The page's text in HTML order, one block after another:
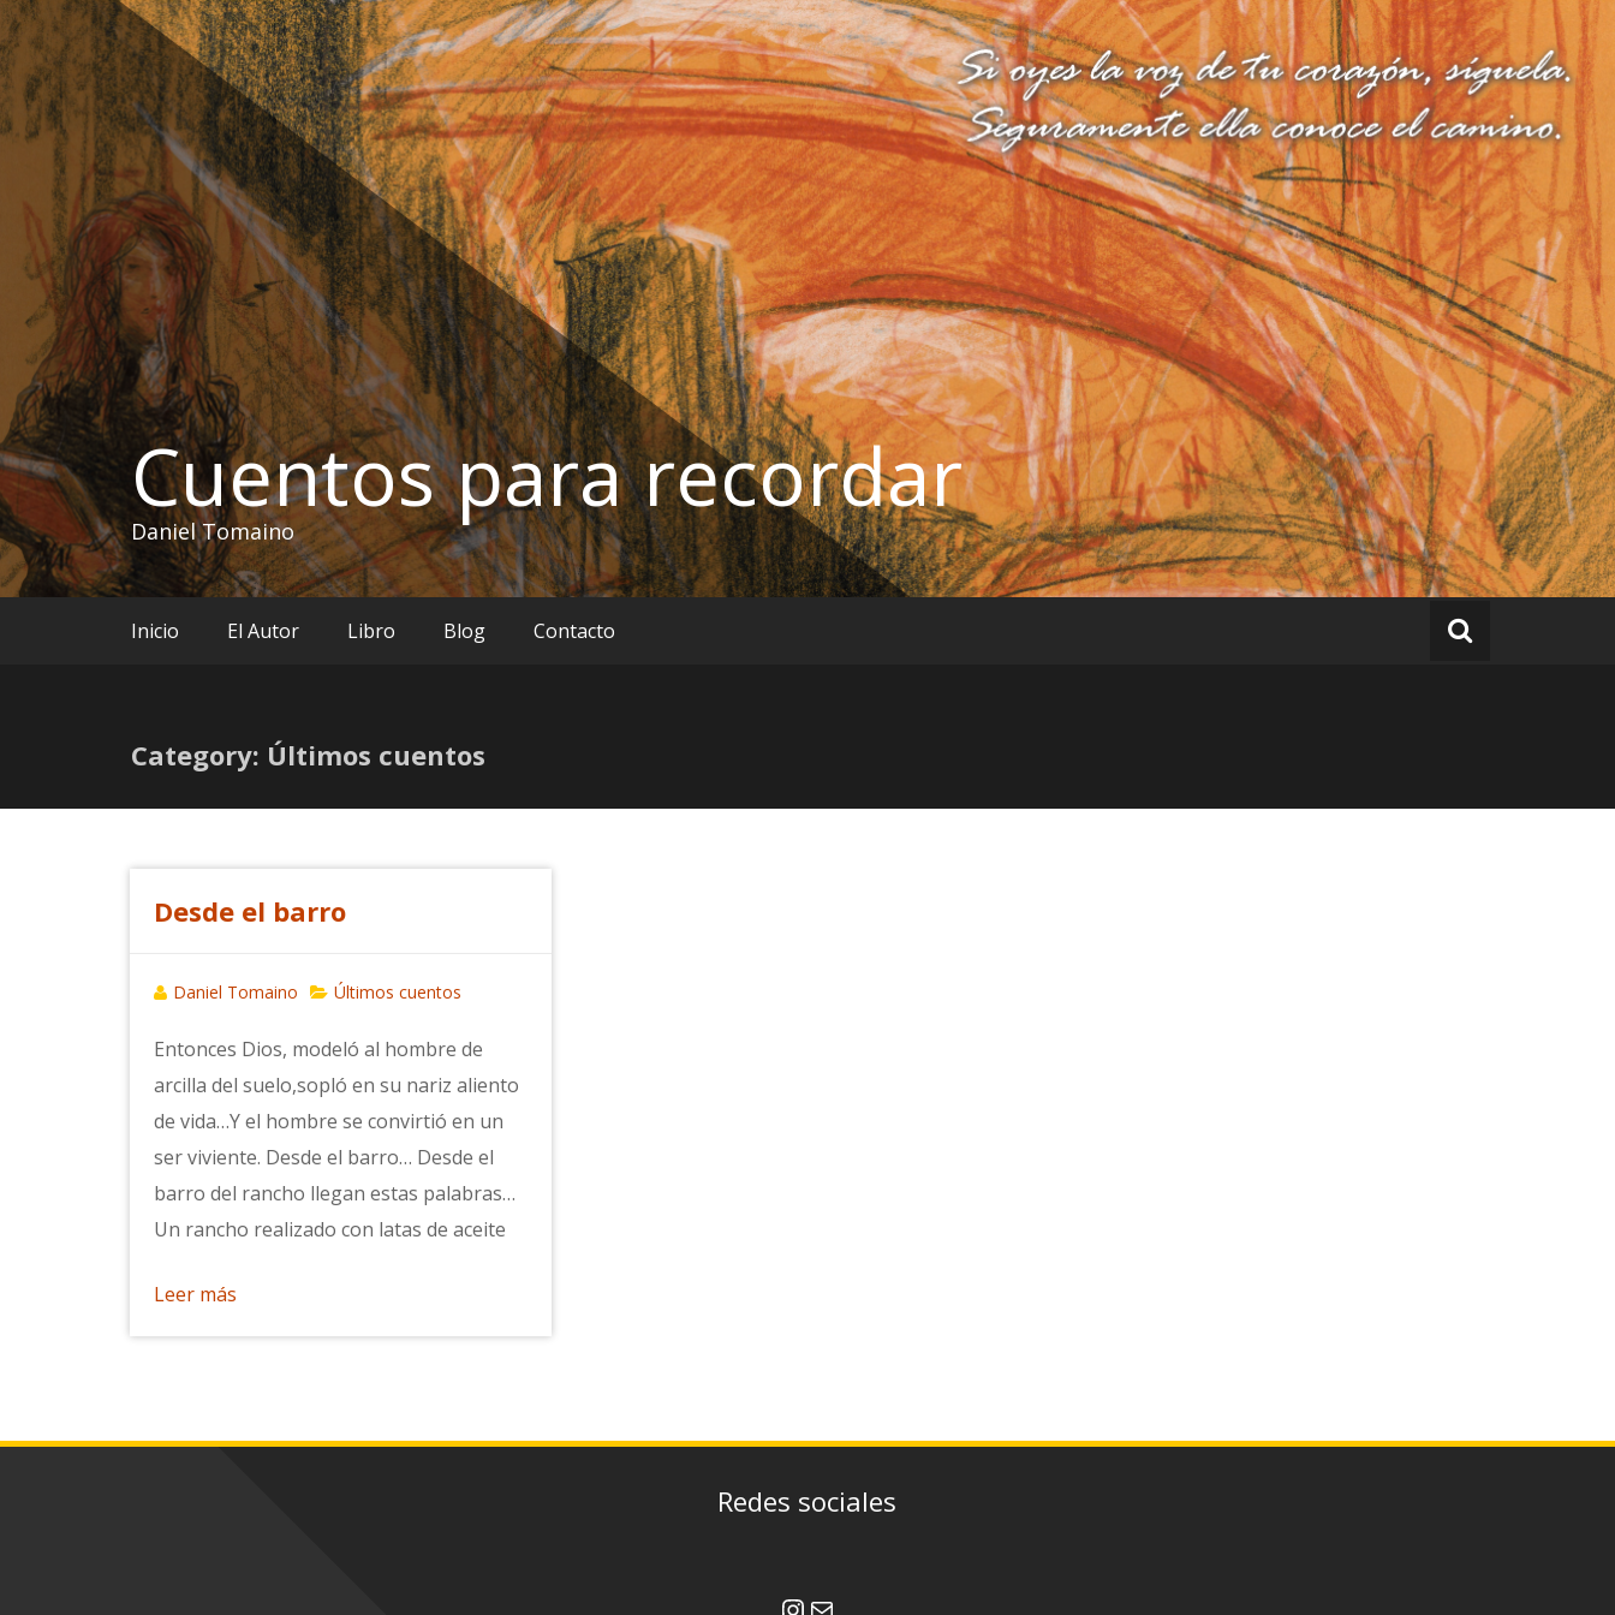
Ir
al
contenido
Cuentos para recordar
Daniel Tomaino
Inicio El Autor Libro Blog Contacto
Category: Últimos cuentos
Desde el barro
Daniel Tomaino Últimos cuentos
Entonces Dios, modeló al hombre de
arcilla del suelo,sopló en su nariz aliento
de vida…Y el hombre se convirtió en un
ser viviente. Desde el barro… Desde el
barro del rancho llegan estas palabras…
Un rancho realizado con latas de aceite
Leer más
Redes sociales